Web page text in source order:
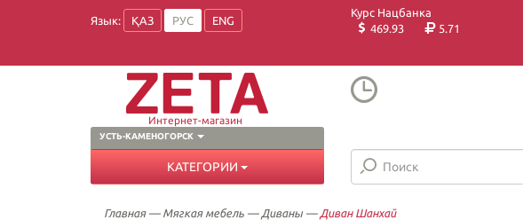
Язык: ҚАЗ РУС ENG
Курс Нацбанка
469.93
5.71
УСТЬ-КАМЕНОГОРСК
Интернет-магазин
КАТЕГОРИИ
Главная— Мягкая мебель — Диваны — Диван Шанхай